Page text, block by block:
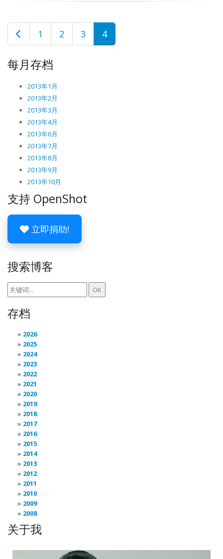
1 2 3 4
每月存档
2013年1月
2013年2月
2013年3月
2013年4月
2013年6月
2013年7月
2013年8月
2013年9月
2013年10月
支持 OpenShot
立即捐助!
搜索博客
存档
2026
2025
2024
2023
2022
2021
2020
2019
2018
2017
2016
2015
2014
2013
2012
2011
2010
2009
2008
关于我